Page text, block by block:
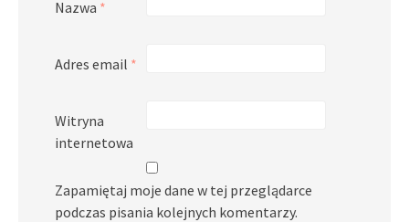
Nazwa *
Adres email *
Witryna
internetowa
Zapamiętaj moje dane w tej przeglądarce
podczas pisania kolejnych komentarzy.